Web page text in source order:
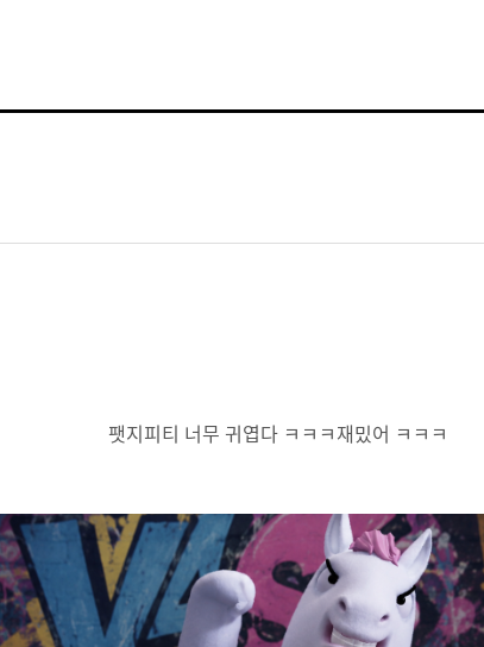
팻지피티 너무 귀엽다 ㅋㅋㅋ재밌어 ㅋㅋㅋ